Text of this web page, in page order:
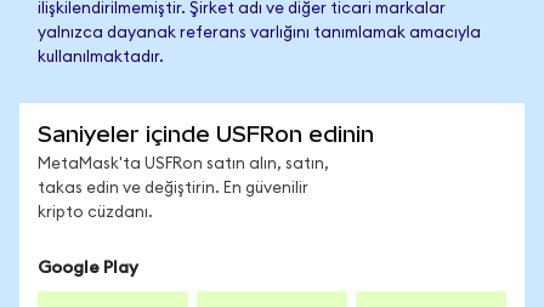
ilişkilendirilmemiştir. Şirket adı ve diğer ticari markalar
yalnızca dayanak referans varlığını tanımlamak amacıyla
kullanılmaktadır.
Saniyeler içinde USFRon edinin
MetaMask'ta USFRon satın alın, satın,
takas edin ve değiştirin. En güvenilir
kripto cüzdanı.
Google Play